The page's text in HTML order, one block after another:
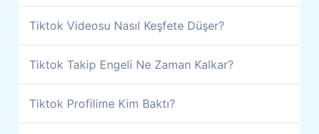
Tiktok Videosu Nasıl Keşfete Düşer?
Tiktok Takip Engeli Ne Zaman Kalkar?
Tiktok Profilime Kim Baktı?